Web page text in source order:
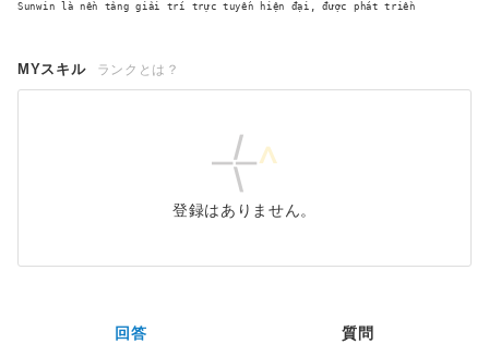
Sunwin là nền tảng giải trí trực tuyến hiện đại, được phát triển
MYスキル ランクとは？
登録はありません。
回答 質問